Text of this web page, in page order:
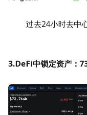
过去24小时去中
3.DeFi中锁定资产：